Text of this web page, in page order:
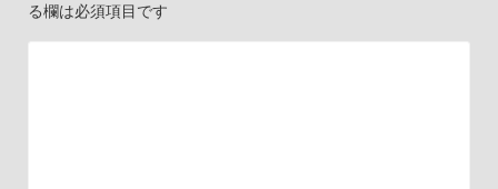
る欄は必須項目です